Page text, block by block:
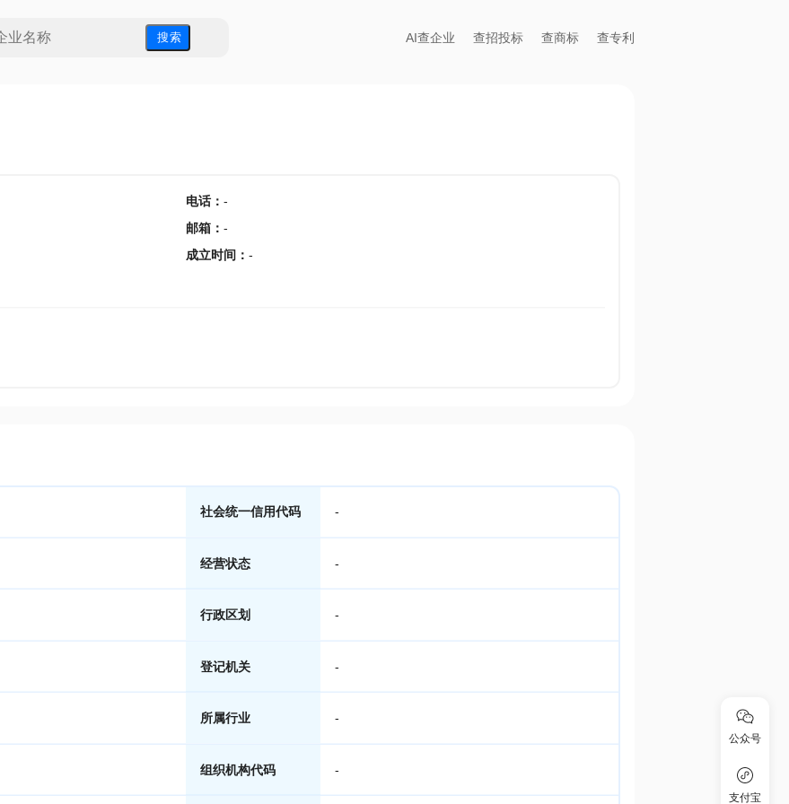
搜 索 AI查企业 查招投标 查商标 查专利
电话： -
邮箱 ： -
成立时间 ： -
社会统一信用代码 -
经营状态 -
行政区划 -
登记机关 -
所属行业 -
组织机构代码 -
公众号
支付宝